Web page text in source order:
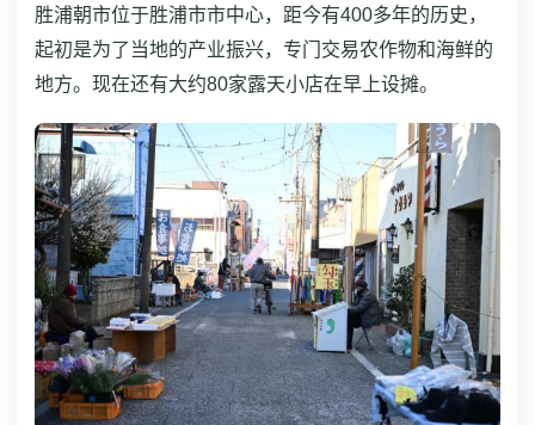
胜浦朝市位于胜浦市市中心，距今有400多年的历史，
起初是为了当地的产业振兴，专门交易农作物和海鲜的
地方。现在还有大约80家露天小店在早上设摊。